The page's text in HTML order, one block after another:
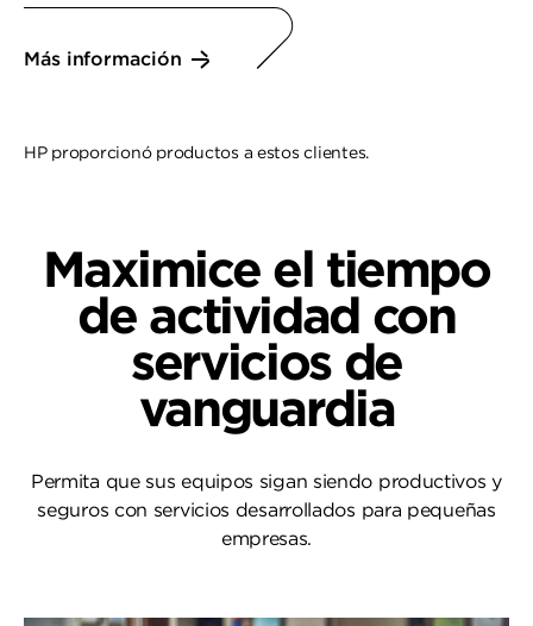
Más información
HP proporcionó productos a estos clientes.
Maximice el tiempo
de actividad con
servicios de
vanguardia
Permita que sus equipos sigan siendo productivos y
seguros con servicios desarrollados para pequeñas
empresas.